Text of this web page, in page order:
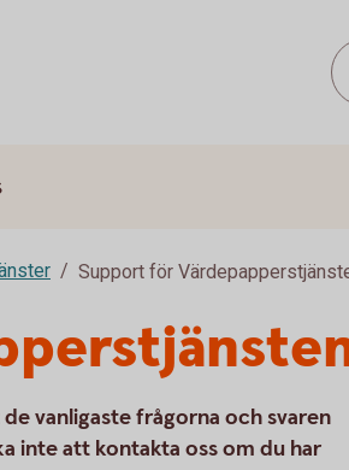
Support för
vanligaste frågorna och svaren
inte att kontakta oss om du har